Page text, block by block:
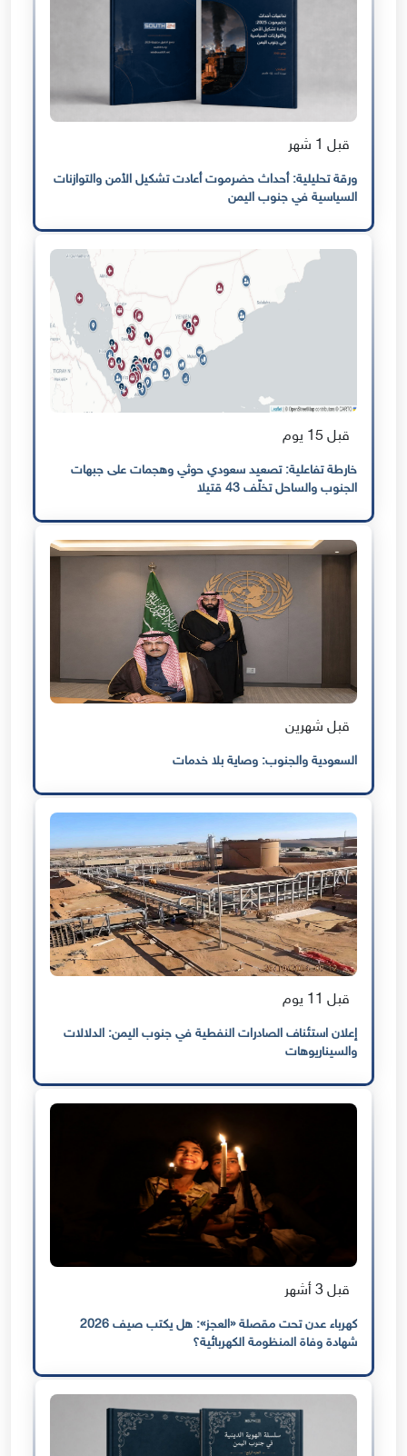
قبل 1 شهر
ورقة تحليلية: أحداث حضرموت أعادت تشكيل الأمن والتوازنات
السياسية في جنوب اليمن
قبل 15 يوم
خارطة تفاعلية: تصعيد سعودي حوثي وهجمات على جبهات
الجنوب والساحل تخلّف 43 قتيلا
قبل شهرين
السعودية والجنوب: وصاية بلا خدمات
قبل 11 يوم
إعلان استئناف الصادرات النفطية في جنوب اليمن: الدلالات
والسيناريوهات
قبل 3 أشهر
كهرباء عدن تحت مقصلة «العجز»: هل يكتب صيف 2026
شهادة وفاة المنظومة الكهربائية؟